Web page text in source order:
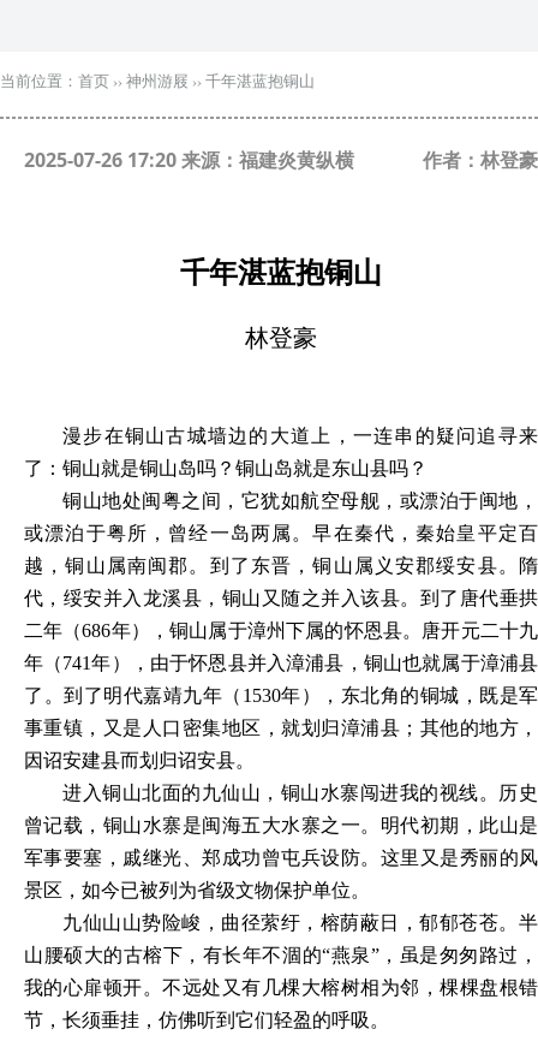
当前位置： 首页 ›› 神州游屐 ›› 千年湛蓝抱铜山
2025-07-26 17:20 来源：福建炎黄纵横 作者：林登豪
千年湛蓝抱铜山
林登豪
漫步在铜山古城墙边的大道上，一连串的疑问追寻来
了：铜山就是铜山岛吗？铜山岛就是东山县吗？
铜山地处闽粤之间，它犹如航空母舰，或漂泊于闽地，
或漂泊于粤所，曾经一岛两属。早在秦代，秦始皇平定百
越，铜山属南闽郡。到了东晋，铜山属义安郡绥安县。隋
代，绥安并入龙溪县，铜山又随之并入该县。到了唐代垂拱
二年（686年），铜山属于漳州下属的怀恩县。唐开元二十九
年（741年），由于怀恩县并入漳浦县，铜山也就属于漳浦县
了。到了明代嘉靖九年（1530年），东北角的铜城，既是军
事重镇，又是人口密集地区，就划归漳浦县；其他的地方，
因诏安建县而划归诏安县。
进入铜山北面的九仙山，铜山水寨闯进我的视线。历史
曾记载，铜山水寨是闽海五大水寨之一。明代初期，此山是
军事要塞，戚继光、郑成功曾屯兵设防。这里又是秀丽的风
景区，如今已被列为省级文物保护单位。
九仙山山势险峻，曲径萦纡，榕荫蔽日，郁郁苍苍。半
山腰硕大的古榕下，有长年不涸的“燕泉”，虽是匆匆路过，
我的心扉顿开。不远处又有几棵大榕树相为邻，棵棵盘根错
节，长须垂挂，仿佛听到它们轻盈的呼吸。